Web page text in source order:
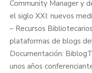
Community Manager y
el siglo XXI: nuevos
– Recursos
plataformas de blogs
Documentación:
unos años